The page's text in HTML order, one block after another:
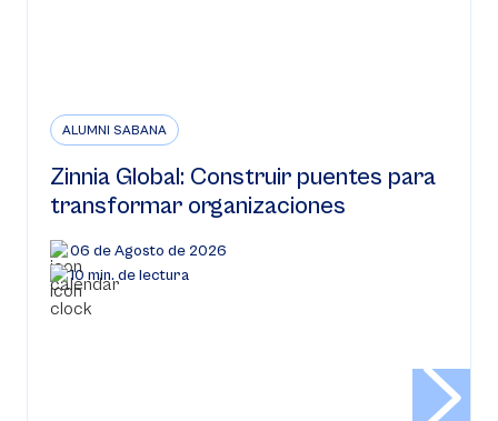
ALUMNI SABANA
Zinnia Global: Construir puentes para
transformar organizaciones
06 de Agosto de 2026
10 min. de lectura